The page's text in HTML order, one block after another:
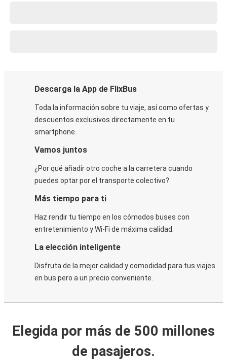
Descarga la App de FlixBus
Toda la información sobre tu viaje, así como ofertas y
descuentos exclusivos directamente en tu
smartphone.
Vamos juntos
¿Por qué añadir otro coche a la carretera cuando
puedes optar por el transporte colectivo?
Más tiempo para ti
Haz rendir tu tiempo en los cómodos buses con
entretenimiento y Wi-Fi de máxima calidad.
La elección inteligente
Disfruta de la mejor calidad y comodidad para tus viajes
en bus pero a un precio conveniente.
Elegida por más de 500 millones
de pasajeros.